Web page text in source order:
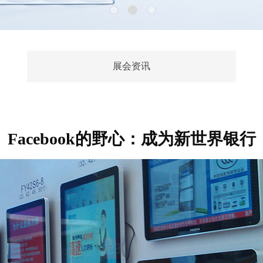
展会资讯
Facebook的野心：成为新世界银行